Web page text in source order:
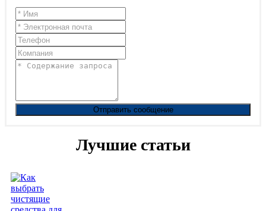
Отправить сообщение
Лучшие статьи